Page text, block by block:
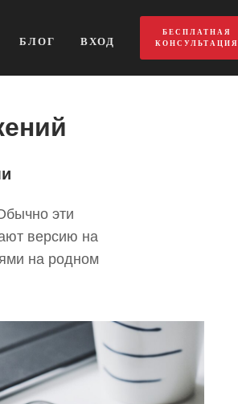
БЛОГ ВХОД
БЕСПЛАТНАЯ
КОНСУЛЬТАЦИЯ
эти
версию на
на родном